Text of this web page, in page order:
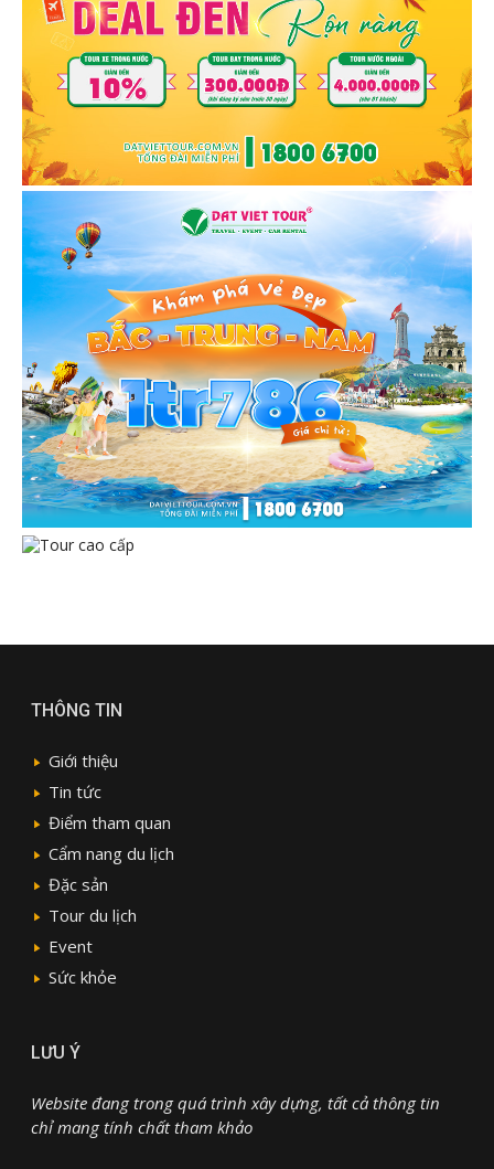
THÔNG TIN
Giới thiệu
Tin tức
Điểm tham quan
Cẩm nang du lịch
Đặc sản
Tour du lịch
Event
Sức khỏe
LƯU Ý
Website đang trong quá trình xây dựng, tất cả thông tin
chỉ mang tính chất tham khảo